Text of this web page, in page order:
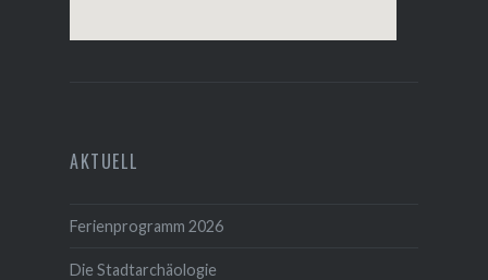
AKTUELL
Ferienprogramm 2026
Die Stadtarchäologie